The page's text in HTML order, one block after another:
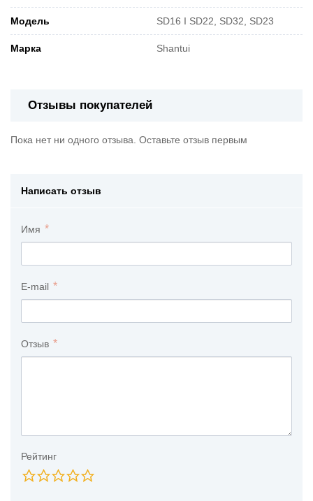
Модель SD16 I SD22, SD32, SD23
Марка Shantui
Отзывы покупателей
Пока нет ни одного отзыва. Оставьте отзыв первым
Написать отзыв
Имя
E-mail
Отзыв
Рейтинг